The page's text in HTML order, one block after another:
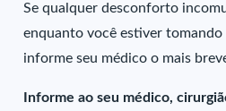
Se qualquer desconforto
enquanto você estiver tomando
informe seu médico o mais
Informe ao seu médico,